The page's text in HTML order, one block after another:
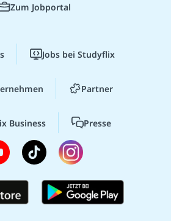
Zum Jobportal
Jobs bei Studyflix
Partner
Business Presse